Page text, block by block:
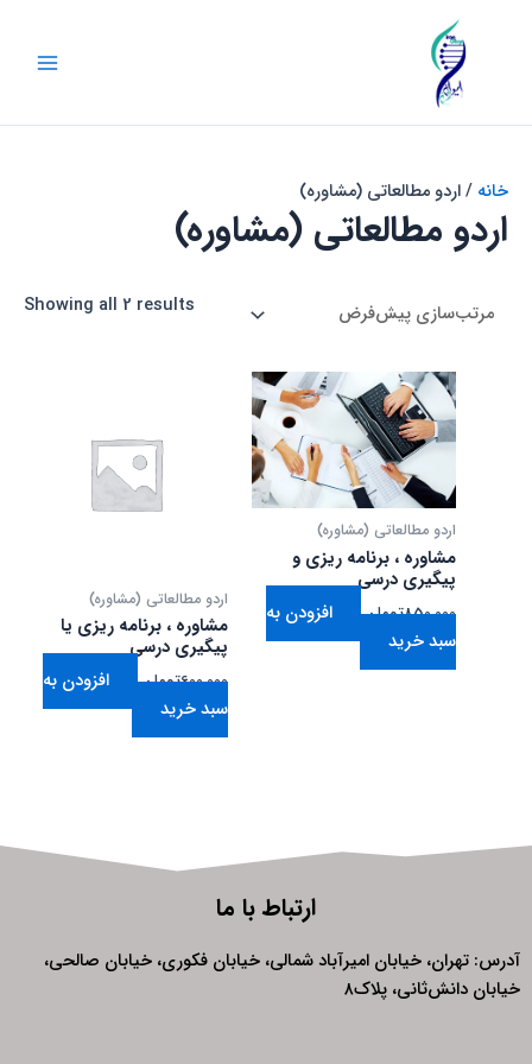
Menu
خانه / اردو مطالعاتی (مشاوره)
اردو مطالعاتی (مشاوره)
Showing all 2 results
اردو مطالعاتی (مشاوره)
مشاوره ، برنامه ریزی و
پیگیری درسی
850,000تومان
افزودن به
سبد خرید
اردو مطالعاتی (مشاوره)
مشاوره ، برنامه ریزی یا
پیگیری درسی
600,000تومان
افزودن به
سبد خرید
ارتباط با ما
آدرس: تهران، خیابان امیرآباد شمالی، خیابان فکوری، خیابان صالحی،
خیابان دانش‌ثانی، پلاک۸